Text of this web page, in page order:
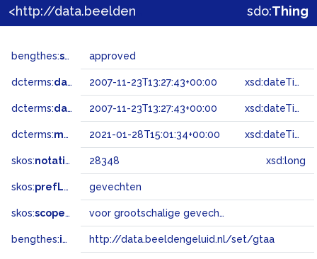
sdo:Thing
bengthes:status approved
dcterms:dateAccepted 2007-11-23T13:27:43+00:00 xsd:dateTime
dcterms:dateSubmitted 2007-11-23T13:27:43+00:00 xsd:dateTime
dcterms:modified 2021-01-28T15:01:34+00:00 xsd:dateTime
skos:notation 28348 xsd:long
skos:prefLabel gevechten
skos:scopeNote voor grootschalige gevechten, bijvoorbeeld in oorlogssituaties, niet voor vechtpartijen op straat
bengthes:inSet http://data.beeldengeluid.nl/set/gtaa